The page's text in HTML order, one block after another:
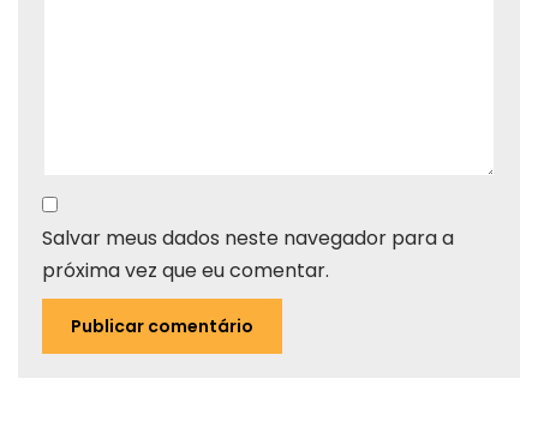
Salvar meus dados neste navegador para a
próxima vez que eu comentar.